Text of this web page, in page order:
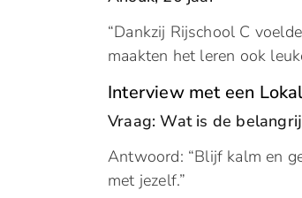
“Dankzij Rijschool C
maakten het leren ook
Interview met een
Vraag: Wat is de
Antwoord: “Blijf kalm en
met jezelf.”